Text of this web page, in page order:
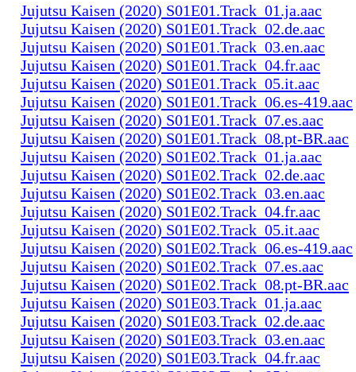
Jujutsu Kaisen (2020) S01E01.Track_01.ja.aac
Jujutsu Kaisen (2020) S01E01.Track_02.de.aac
Jujutsu Kaisen (2020) S01E01.Track_03.en.aac
Jujutsu Kaisen (2020) S01E01.Track_04.fr.aac
Jujutsu Kaisen (2020) S01E01.Track_05.it.aac
Jujutsu Kaisen (2020) S01E01.Track_06.es-419.aac
Jujutsu Kaisen (2020) S01E01.Track_07.es.aac
Jujutsu Kaisen (2020) S01E01.Track_08.pt-BR.aac
Jujutsu Kaisen (2020) S01E02.Track_01.ja.aac
Jujutsu Kaisen (2020) S01E02.Track_02.de.aac
Jujutsu Kaisen (2020) S01E02.Track_03.en.aac
Jujutsu Kaisen (2020) S01E02.Track_04.fr.aac
Jujutsu Kaisen (2020) S01E02.Track_05.it.aac
Jujutsu Kaisen (2020) S01E02.Track_06.es-419.aac
Jujutsu Kaisen (2020) S01E02.Track_07.es.aac
Jujutsu Kaisen (2020) S01E02.Track_08.pt-BR.aac
Jujutsu Kaisen (2020) S01E03.Track_01.ja.aac
Jujutsu Kaisen (2020) S01E03.Track_02.de.aac
Jujutsu Kaisen (2020) S01E03.Track_03.en.aac
Jujutsu Kaisen (2020) S01E03.Track_04.fr.aac